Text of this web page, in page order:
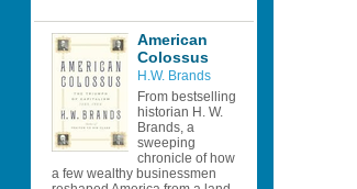
American
Colossus
H.W. Brands
From bestselling
historian H. W.
Brands, a
sweeping
chronicle of how
a few wealthy businessmen